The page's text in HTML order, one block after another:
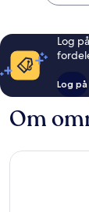
Log
Log på
Om